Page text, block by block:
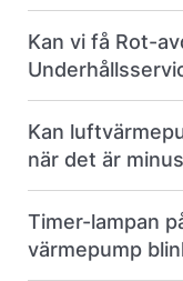
Kan vi få Rot-
Kan
när det är
Timer-lampan
värmepump